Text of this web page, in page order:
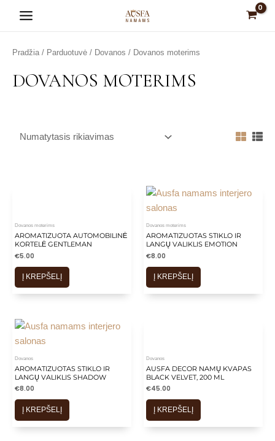
Main
Pradžia / Parduotuvė / Dovanos / Dovanos moterims
DOVANOS MOTERIMS
Dovanos moterims
AROMATIZUOTA AUTOMOBILINĖ
KORTELĖ GENTLEMAN
€5.00
Į KREPŠELĮ
Dovanos moterims
AROMATIZUOTAS STIKLO IR
LANGŲ VALIKLIS EMOTION
€8.00
Į KREPŠELĮ
Dovanos
AROMATIZUOTAS STIKLO IR
LANGŲ VALIKLIS SHADOW
€8.00
Į KREPŠELĮ
Dovanos
AUSFA DECOR NAMŲ KVAPAS
BLACK VELVET, 200 ML
€45.00
Į KREPŠELĮ